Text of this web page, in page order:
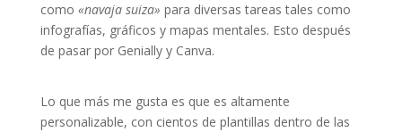
como «navaja suiza» para diversas tareas tales como
infografías, gráficos y mapas mentales. Esto después
de pasar por Genially y Canva.
Lo que más me gusta es que es altamente
personalizable, con cientos de plantillas dentro de las